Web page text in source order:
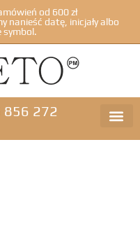
od 600 zł
nanieść datę, inicjały albo
symbol.
856 272